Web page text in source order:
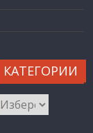
КАТЕГОРИИ
КАТЕГОРИИ